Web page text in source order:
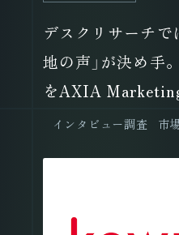
デスクリサーチで
地の声」が決め手
をAXIA
インタビュー調査 市